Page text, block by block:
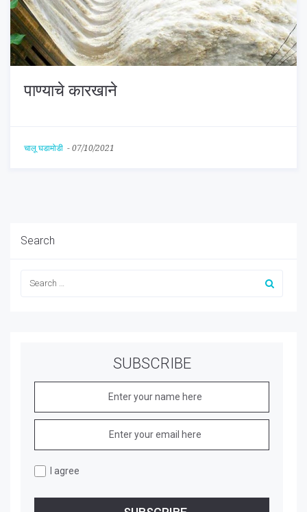
पाण्याचे कारखाने
चालू घडामोडी - 07/10/2021
Search
SUBSCRIBE
I agree